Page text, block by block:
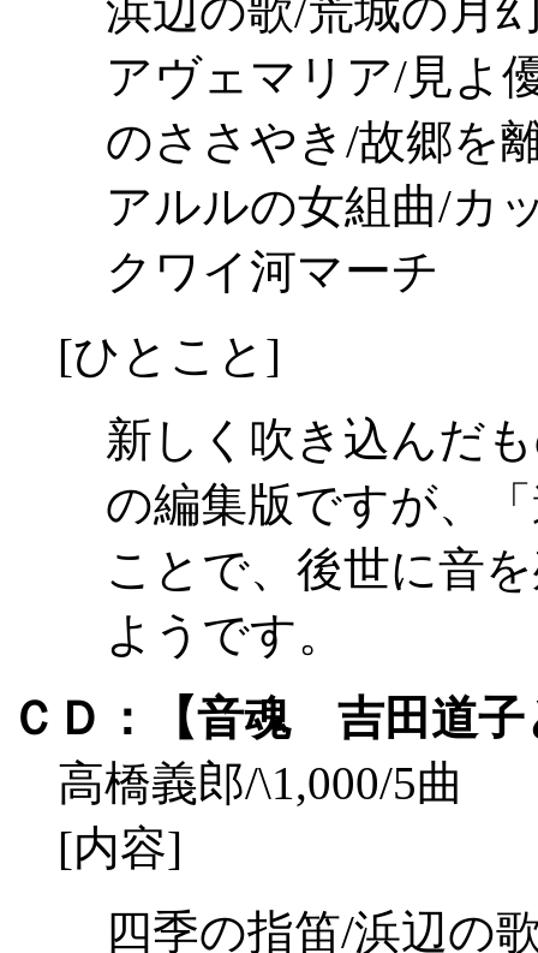
浜辺の歌/荒城の月
アヴェマリア/見よ
のささやき/故郷を
アルルの女組曲/カ
クワイ河マーチ
[ひとこと]
新しく吹き込んだ
の編集版ですが、
ことで、後世に音
ようです。
ＣＤ：【音魂 吉田道子
高橋義郎/\1,000/5曲
[内容]
四季の指笛/浜辺の